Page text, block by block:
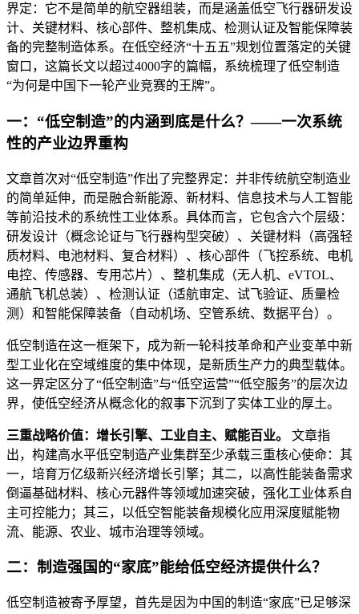
界定：它不是简单的航空器组装，而是涵盖低空飞行器研发设
计、关键材料、核心部件、整机集成、检测认证及智能保障装
备的完整制造体系。在低空经济“十五五”规划位置落定的关键
窗口，这篇长文以超过4000字的篇幅，系统梳理了低空制造
“为何是中国下一轮产业竞赛的王牌”。
一：“低空制造”的内涵到底是什么？——一次系统
性的产业边界重构
文章首次对“低空制造”作出了完整界定：并非传统航空制造业
的简单延伸，而是融合新能源、新材料、信息技术与人工智能
等前沿技术的系统性工业体系。具体而言，它包含六个层级：
研发设计（概念论证与飞行器构型突破）、关键材料（高强轻
质材料、电池材料、复合材料）、核心部件（飞控系统、电机
电控、传感器、专用芯片）、整机集成（无人机、eVTOL、
通航飞机总装）、检测认证（适航审定、试飞验证、质量检
测）和智能保障装备（自动机场、空管系统、数据平台）。
低空制造在这一框架下，成为新一轮科技革命和产业变革中新
型工业化在空域维度的集中体现，是新质生产力的典型载体。
这一界定区分了“低空制造”与“低空运营”“低空服务”的层次边
界，使低空经济从概念化的叙事下沉到了实体工业的厚土。
三重战略价值：增长引擎、工业自主、赋能百业。
文章指
出，构建高水平低空制造产业集群至少承载三重核心使命：其
一，培育万亿级新兴经济增长引擎；其二，以高性能装备需求
倒逼基础材料、核心元器件等领域加速突破，强化工业体系自
主可控能力；其三，以低空智能装备规模化应用深度赋能物
流、能源、农业、城市治理等领域。
二：制造强国的“家底”能给低空经济提供什么？
低空制造被寄予厚望，首先是因为中国的制造“家底”已足够深